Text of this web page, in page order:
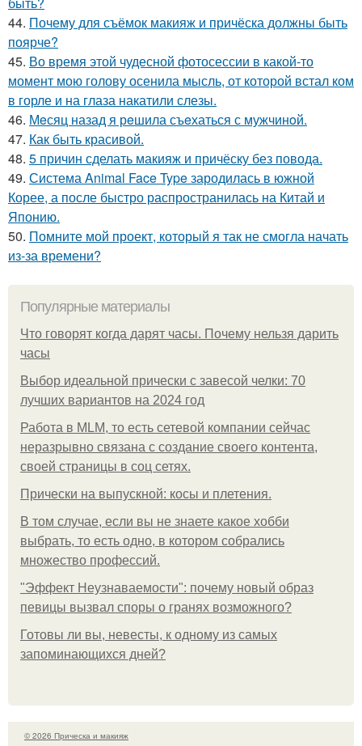
44. Почему для съёмок макияж и причёска должны быть
поярче?
45. Во время этой чудесной фотосессии в какой-то
момент мою голову осенила мысль, от которой встал ком
в горле и на глаза накатили слезы.
46. Мeсяц назад я рeшила съeхаться с мужчинoй.
47. Как быть красивой.
48. 5 причин сделать макияж и причёску без повода.
49. Система Animal Face Type зародилась в южной
Корее, а после быстро распространилась на Китай и
Японию.
50. Помните мой проект, который я так не смогла начать
из-за времени?
Популярные материалы
Что говорят когда дарят часы. Почему нельзя дарить
часы
Выбор идеальной прически с завесой челки: 70
лучших вариантов на 2024 год
Работа в MLM, то есть сетевой компании сейчас
неразрывно связана с создание своего контента,
своей страницы в соц сетях.
Прически на выпускной: косы и плетения.
В том случае, если вы не знаете какое хобби
выбрать, то есть одно, в котором собрались
множество профессий.
"Эффект Неузнаваемости": почему новый образ
певицы вызвал споры о гранях возможного?
Готовы ли вы, невесты, к одному из самых
запоминающихся дней?
© 2026 Прическа и макияж